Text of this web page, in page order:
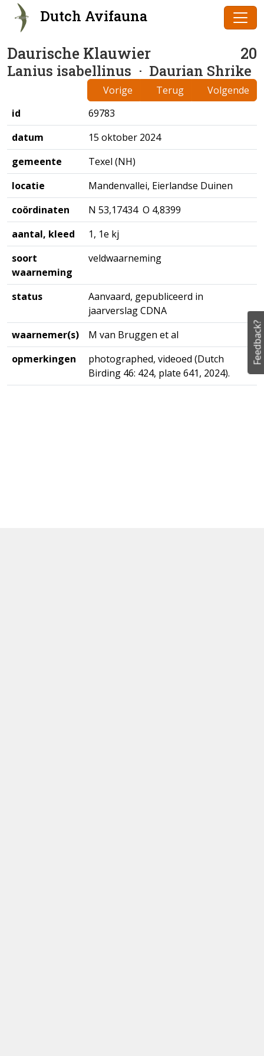
Dutch Avifauna
Daurische Klauwier 20
Lanius isabellinus · Daurian Shrike
Vorige Terug
Volgende
id
69783
datum
15 oktober 2024
gemeente
Texel (NH)
locatie
Mandenvallei, Eierlandse Duinen
coördinaten
N 53,17434 O 4,8399
aantal, kleed
1, 1e kj
soort
waarneming
veldwaarneming
status
Aanvaard, gepubliceerd in
jaarverslag CDNA
waarnemer(s)
M van Bruggen et al
opmerkingen
photographed, videoed (Dutch
Birding 46: 424, plate 641, 2024).
Feedback?